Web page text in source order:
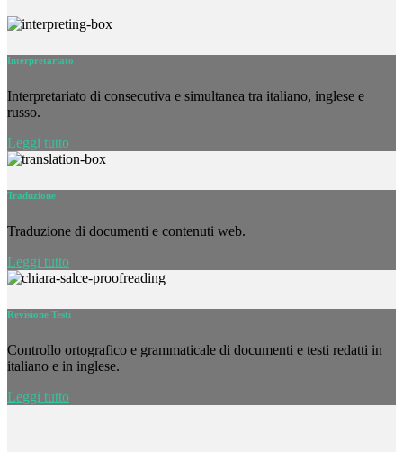
Interpretariato
Interpretariato di consecutiva e simultanea tra italiano, inglese e
russo.
Leggi tutto
Traduzione
Traduzione di documenti e contenuti web.
Leggi tutto
Revisione Testi
Controllo ortografico e grammaticale di documenti e testi redatti in
italiano e in inglese.
Leggi tutto